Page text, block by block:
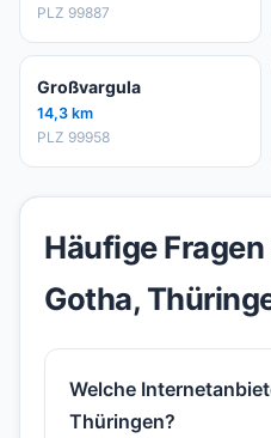
PLZ 99887
Großvargula
14,3 km
PLZ 99958
Häufige
Gotha,
Welche
Thüringen?